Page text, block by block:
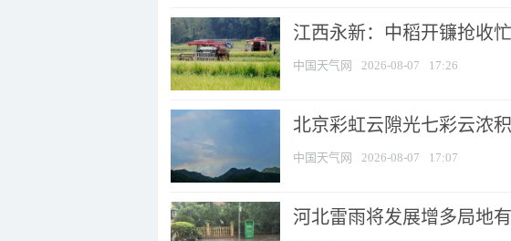
江西永新：中稻开镰抢收忙
中国天气网 2026-08-07 17:26
北京彩虹云隙光七彩云浓
中国天气网 2026-08-07 17:07
河北雷雨将发展增多局地